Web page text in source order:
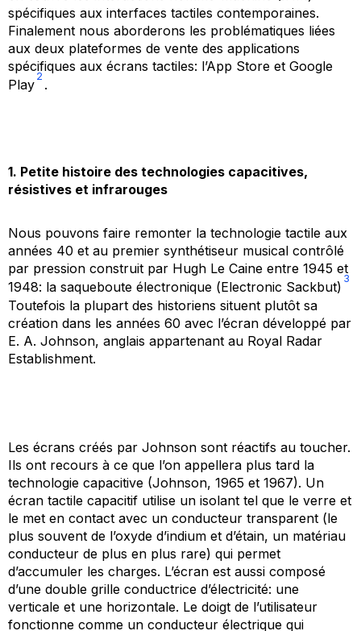
spécifiques aux interfaces tactiles contemporaines.
Finalement nous aborderons les problématiques liées
aux deux plateformes de vente des applications
spécifiques aux écrans tactiles: l’App Store et Google
Play
2
.
1. Petite histoire des technologies capacitives,
résistives et infrarouges
Nous pouvons faire remonter la technologie tactile aux
années 40 et au premier synthétiseur musical contrôlé
par pression construit par Hugh Le Caine entre 1945 et
1948: la saqueboute électronique (Electronic Sackbut)
3
Toutefois la plupart des historiens situent plutôt sa
création dans les années 60 avec l’écran développé par
E. A. Johnson, anglais appartenant au Royal Radar
Establishment.
Les écrans créés par Johnson sont réactifs au toucher.
Ils ont recours à ce que l’on appellera plus tard la
technologie capacitive (Johnson, 1965 et 1967). Un
écran tactile capacitif utilise un isolant tel que le verre et
le met en contact avec un conducteur transparent (le
plus souvent de l’oxyde d’indium et d’étain, un matériau
conducteur de plus en plus rare) qui permet
d’accumuler les charges. L’écran est aussi composé
d’une double grille conductrice d’électricité: une
verticale et une horizontale. Le doigt de l’utilisateur
fonctionne comme un conducteur électrique qui